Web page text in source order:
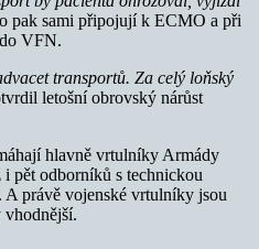
pak sami připojují k ECMO a při
VFN.
transportů. Za celý loňský
letošní obrovský nárůst
hlavně vrtulníky Armády
pět odborníků s technickou
právě vojenské vrtulníky jsou